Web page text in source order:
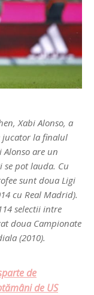
Xabi Alonso, a
jucator la finalul
Alonso are un
pot lauda. Cu
sunt doua Ligi
cu Real Madrid).
selectii intre
doua Campionate
(2010).
de
de US